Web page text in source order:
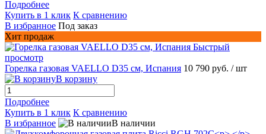
Подробнее
Купить в 1 клик К сравнению
В избранное Под заказ
Хит продаж
Быстрый
просмотр
Горелка газовая VAELLO D35 см, Испания 10 790 руб. / шт
В корзину
Подробнее
Купить в 1 клик К сравнению
В избранное
В наличии